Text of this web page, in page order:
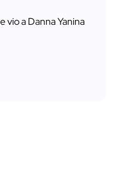
vio a Danna Yanina